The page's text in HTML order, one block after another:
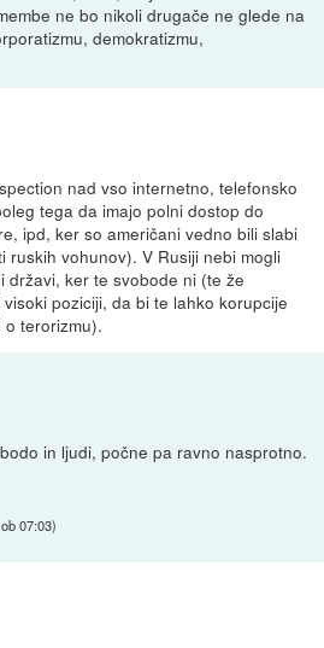
ne bo nikoli drugače ne glede na
demokratizmu,
nad vso internetno, telefonsko
tega da imajo polni dostop do
ipd, ker so američani vedno bili slabi
ruskih vohunov). V Rusiji nebi mogli
državi, ker te svobode ni (te že
poziciji, da bi te lahko korupcije
terorizmu).
in ljudi, počne pa ravno nasprotno.
07:03)